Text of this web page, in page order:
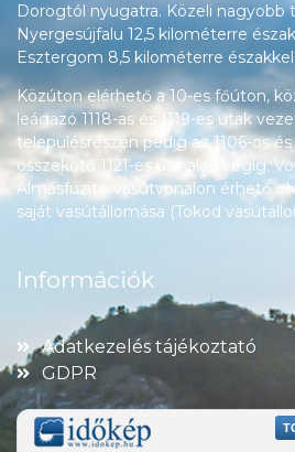
Dorogtól nyugatra. Közeli nagyobb
Nyergesújfalu 12,5 kilométerre
Esztergom 8,5 kilométerre
Közúton elérhető a 10-es főúton,
leágazó 1118-as és 1119-es utak
településrészén pedig az 1106-os és
összekötő 1121-es út halad végig.
Almásfüzitő-vasútvonalon érhető
saját vasútállomása (Tokod
Információk
Adatkezelés tájékoztató
GDPR